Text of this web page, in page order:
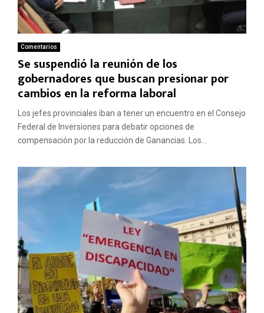
Comentarios
Se suspendió la reunión de los
gobernadores que buscan presionar por
cambios en la reforma laboral
Los jefes provinciales iban a tener un encuentro en el Consejo
Federal de Inversiones para debatir opciones de
compensación por la reducción de Ganancias. Los...